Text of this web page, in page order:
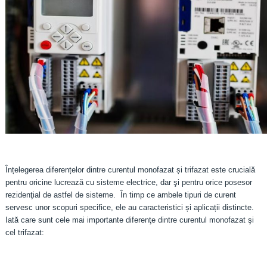
Înțelegerea diferențelor dintre curentul monofazat și trifazat este crucială
pentru oricine lucrează cu sisteme electrice, dar şi pentru orice posesor
rezidenţial de astfel de sisteme. În timp ce ambele tipuri de curent
servesc unor scopuri specifice, ele au caracteristici și aplicații distincte.
Iată care sunt cele mai importante diferenţe dintre curentul monofazat şi
cel trifazat: